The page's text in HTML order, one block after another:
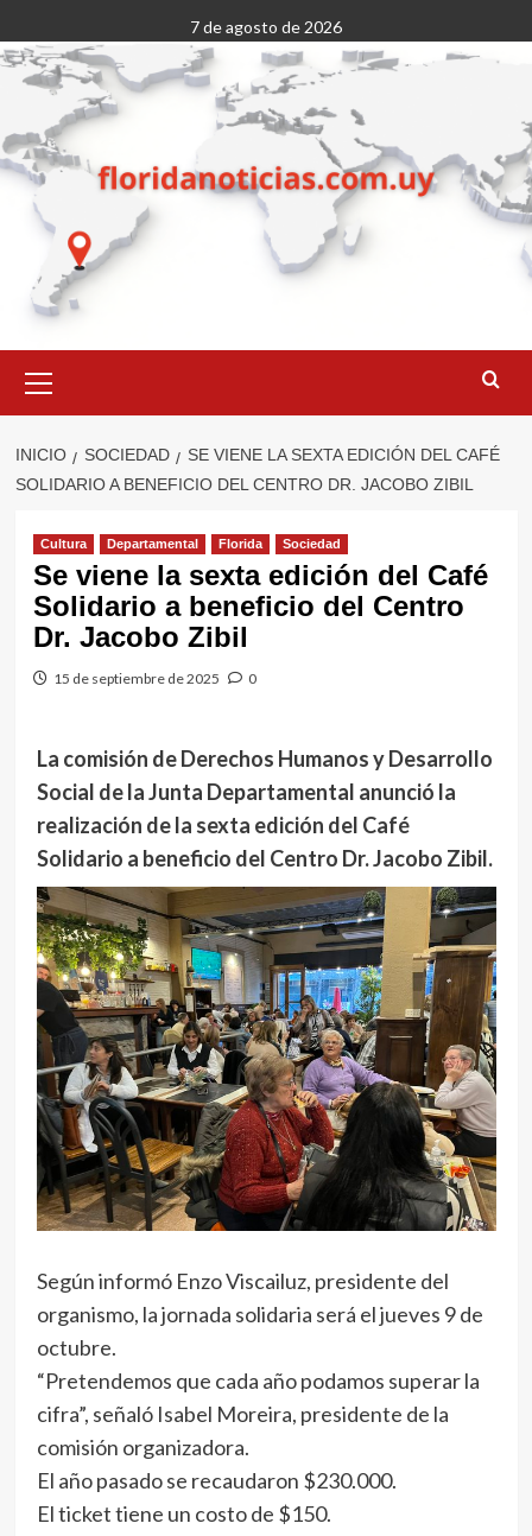
al
contenido
7 de agosto de 2026
primario
INICIO SOCIEDAD
SE VIENE LA SEXTA EDICIÓN DEL CAFÉ
SOLIDARIO A BENEFICIO DEL CENTRO DR. JACOBO ZIBIL
Cultura Departamental Florida Sociedad
Se viene la sexta edición del Café
Solidario a beneficio del Centro
Dr. Jacobo Zibil
15 de septiembre de 2025 0
La comisión de Derechos Humanos y Desarrollo
Social de la Junta Departamental anunció la
realización de la sexta edición del Café
Solidario a beneficio del Centro Dr. Jacobo Zibil.
Según informó Enzo Viscailuz, presidente del
organismo, la jornada solidaria será el jueves 9 de
octubre.
“Pretendemos que cada año podamos superar la
cifra”, señaló Isabel Moreira, presidente de la
comisión organizadora.
El año pasado se recaudaron $230.000.
El ticket tiene un costo de $150.